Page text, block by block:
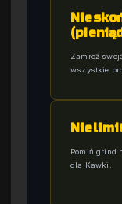
Zamroź
wszystkie
Pomiń grind
dla Kawki.